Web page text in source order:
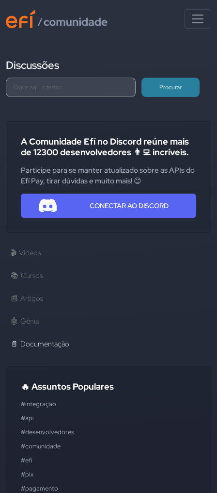
Discussões
Procurar
A Comunidade Efí no Discord reúne mais
de 12300 desenvolvedores 👨‍💻 incríveis.
Participe para se manter atualizado sobre as APIs do
Efí Pay, tirar dúvidas e muito mais! 😊
CONECTAR AO DISCORD
🎬 Vídeos
📚 Cursos
📰 Artigos
🤖 Gênia
📄 Documentação
🔥 Assuntos Populares
#integração
#api
#desenvolvedores
#comunidade
#efí
#pix
#pagamento